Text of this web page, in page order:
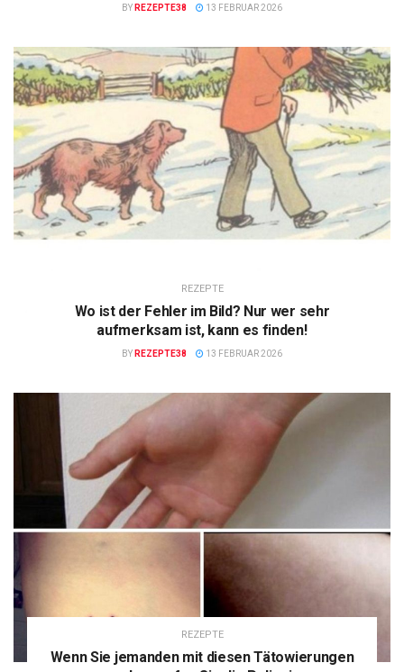
BY REZEPTE38 13 FEBRUAR 2026
REZEPTE
Wo ist der Fehler im Bild? Nur wer sehr
aufmerksam ist, kann es finden!
BY REZEPTE38 13 FEBRUAR 2026
REZEPTE
Wenn Sie jemanden mit diesen Tätowierungen